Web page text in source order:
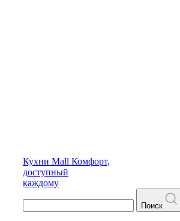
Кухни Mall Комфорт,
доступный
каждому
Поиск